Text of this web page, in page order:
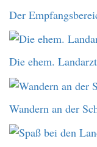
Der
Die ehem.
Wandern an der